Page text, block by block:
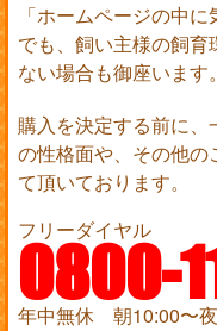
「ホームページの中
でも、飼い主様の飼
ない場合も御座います。
購入を決定する前に
の性格面や、その他
て頂いております。
フリーダイヤル
0800-
年中無休 朝10:00〜